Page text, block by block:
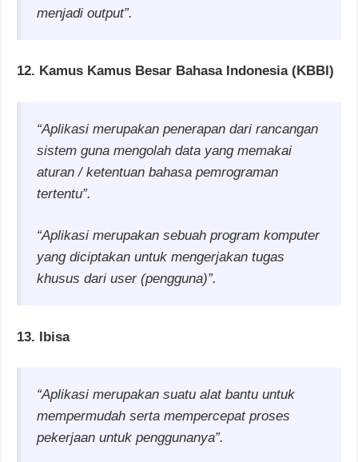
menjadi output”.
12. Kamus Kamus Besar Bahasa Indonesia (KBBI)
“Aplikasi merupakan penerapan dari rancangan
sistem guna mengolah data yang memakai
aturan / ketentuan bahasa pemrograman
tertentu”.
“Aplikasi merupakan sebuah program komputer
yang diciptakan untuk mengerjakan tugas
khusus dari user (pengguna)”.
13. Ibisa
“Aplikasi merupakan suatu alat bantu untuk
mempermudah serta mempercepat proses
pekerjaan untuk penggunanya”.